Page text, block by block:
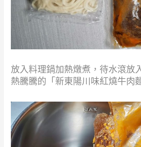
放入料理鍋加熱燉煮，待水滾放
熱騰騰的「新東陽川味紅燒牛肉